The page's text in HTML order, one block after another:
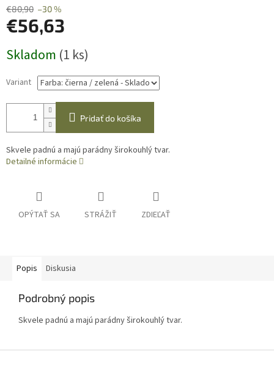
€80,90 –30 %
€56,63
cena:
Skladom (1 ks)
Variant
Pridať do košíka
Skvele padnú a majú parádny širokouhlý tvar.
Detailné informácie
OPÝTAŤ SA STRÁŽIŤ ZDIEĽAŤ
Popis Diskusia
Podrobný popis
Skvele padnú a majú parádny širokouhlý tvar.